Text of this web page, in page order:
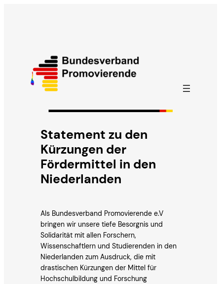
Statement zu den
Kürzungen der
Fördermittel in den
Niederlanden
Als Bundesverband Promovierende e.V
bringen wir unsere tiefe Besorgnis und
Solidarität mit allen Forschern,
Wissenschaftlern und Studierenden in den
Niederlanden zum Ausdruck, die mit
drastischen Kürzungen der Mittel für
Hochschulbildung und Forschung